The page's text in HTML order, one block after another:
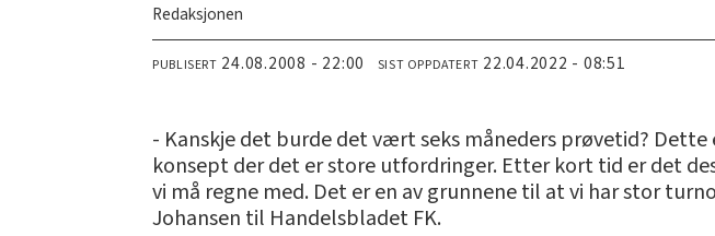
Redaksjonen
PUBLISERT 24.08.2008 - 22:00 SIST OPPDATERT 22.04.2022 - 08:51
- Kanskje det burde det vært seks måneders prøvetid?
konsept der det er store utfordringer. Etter kort tid er det
vi må regne med. Det er en av grunnene til at vi har stor
Johansen til Handelsbladet FK.